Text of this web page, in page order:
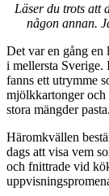
Läser du trots att
någon annan.
Det var en gång en
i mellersta Sverige.
fanns ett utrymme
mjölkkartonger och
stora mängder pasta.
Häromkvällen
dags att visa vem
och fnittrade vid